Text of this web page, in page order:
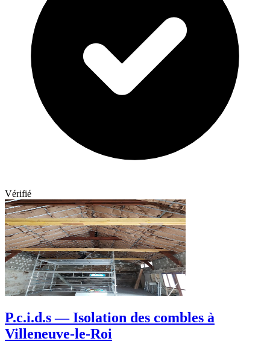
Vérifié
P.c.i.d.s — Isolation des combles à
Villeneuve-le-Roi